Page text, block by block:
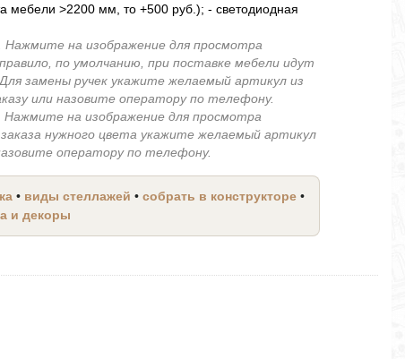
мебели >2200 мм, то +500 руб.); - светодиодная
Нажмите на изображение для просмотра
по умолчанию, при поставке мебели идут
замены ручек укажите желаемый артикул из
или назовите оператору по телефону.
Нажмите на изображение для просмотра
нужного цвета укажите желаемый артикул
оператору по телефону.
• виды стеллажей •собрать в конструкторе •
и декоры